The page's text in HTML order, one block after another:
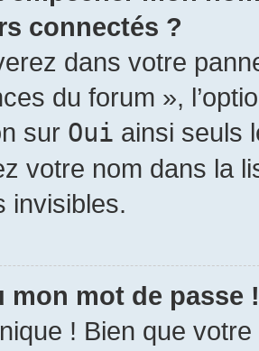
connectés ?
dans votre
du forum »,
sur Oui ainsi seuls
votre nom dans la
invisibles.
mon mot de passe !
! Bien que